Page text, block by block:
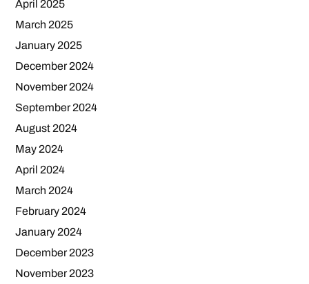
April 2025
March 2025
January 2025
December 2024
November 2024
September 2024
August 2024
May 2024
April 2024
March 2024
February 2024
January 2024
December 2023
November 2023